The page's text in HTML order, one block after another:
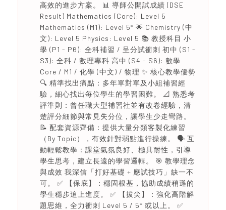
高效的進步方案。 📊 導師公開試成績 (DSE
Result) Mathematics (Core): Level 5
Mathematics (M1): Level 5* 🌟 Chemistry (中
文): Level 5 Physics: Level 5 📚 教授科目 小
學 (P1 - P6): 全科補習 / 呈分試衝刺 初中 (S1 -
S3): 全科 / 數理專科 高中 (S4 - S6): 數學
Core / M1 / 化學 (中文) / 物理 ✨ 核心教學優勢
🔍 精準找出痛點：多年單對單及小組補習經
驗，細心找出每位學生的學習困難。 📐 熟悉考
評準則：曾任職大型補習社並有改卷經驗，清
楚評分細節與常見失分位，讓學生少走彎路。
📝 配套資源齊備：提供大量分類客製化練習
（By Topic），有效針對弱點進行操練。 🗣️ 互
動輕鬆教學：課堂氣氛良好、極具耐性，引導
學生思考，建立長遠的學習邏輯。 🎯 教學理念
與成效 我深信「打好基礎 + 應試技巧」缺一不
可。 ✅ 【保底】：穩固根基，協助成績稍遜的
學生穩步追上進度。 ✅ 【拔尖】：強化高階解
題思維，全力衝刺 Level 5 / 5* 或以上。 ✅